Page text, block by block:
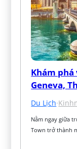
Khám phá
Geneva,
Du Lịch·
Nằm ngay giữa
Town trở thành